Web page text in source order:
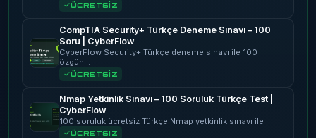
ÜCRETSİZ
CompTIA Security+ Türkçe Deneme Sınavı – 100
Soru | CyberFlow
CyberFlow Security+ Türkçe deneme sınavı ile 100
özgün…
ÜCRETSİZ
Nmap Yetkinlik Sınavı – 100 Soruluk Türkçe Test |
CyberFlow
100 soruluk ücretsiz Türkçe Nmap yetkinlik sınavı ile…
ÜCRETSİZ